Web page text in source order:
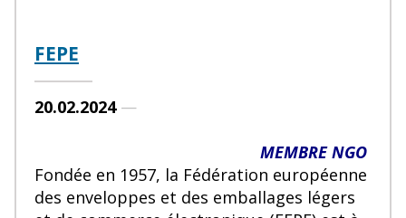
FEPE
20.02.2024—
MEMBRE NGO
Fondée en 1957, la Fédération européenne
des enveloppes et des emballages légers